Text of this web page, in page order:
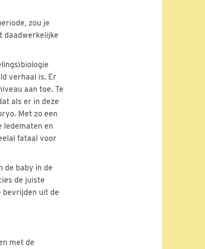
zou je
daadwerkelijke
verhaal is. Er
aan toe. Te
als er in deze
Met zo een
ledematen en
fataal voor
de baby in de
de juiste
bevrijden uit de
met de